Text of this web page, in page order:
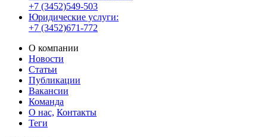
+7 (3452)549-503
Юридические услуги:
+7 (3452)671-772
О компании
Новости
Статьи
Публикации
Вакансии
Команда
О нас, Контакты
Теги